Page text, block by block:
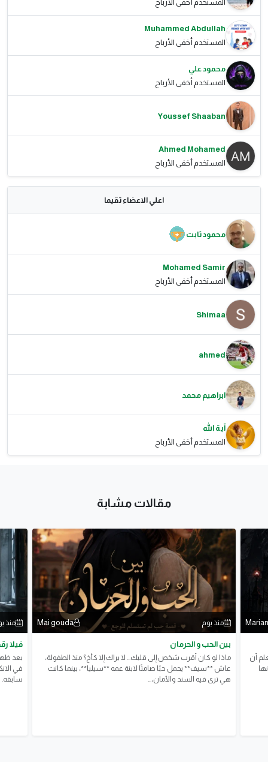
المستخدم أخفى الأرباح
Muhammed Abdullah
المستخدم أخفى الأرباح
محمود علي
المستخدم أخفى الأرباح
Youssef Shaaban
Ahmed Mohamed
المستخدم أخفى الأرباح
اعلي الاعضاء تقيما
محمود ثابت
Mohamed Samir
المستخدم أخفى الأرباح
Shimaa
ahmed
ابراهيم محمد
آية الله
المستخدم أخفى الأرباح
مقالات مشابة
أن
منذ يوم Mai gouda
بين الحب و الحرمان
ماذا لو كان أقرب شخص إلى قلبك... لا يراك إلا كأخ؟ منذ الطفولة،
عاش **سيف** يحمل حبًا صامتًا لابنة عمه **سيليا**، بينما كانت
هي ترى فيه السند والأمان،...
منذ
فيلا رقم 19 | الفصل الثاني: الغرفة التي لا
بعد
في
سابقه.